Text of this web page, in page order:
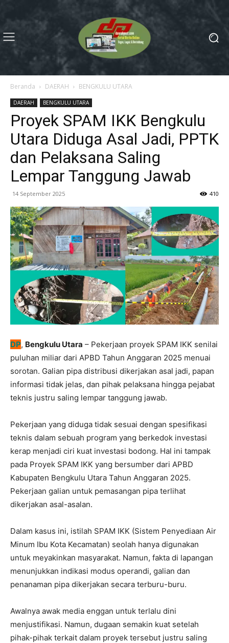
Beranda DAERAH BENGKULU UTARA
DAERAH BENGKULU UTARA
Proyek SPAM IKK Bengkulu
Utara Diduga Asal Jadi, PPTK
dan Pelaksana Saling
Lempar Tanggung Jawab
14 September 2025 410
DP, Bengkulu Utara – Pekerjaan proyek SPAM IKK senilai
puluhan miliar dari APBD Tahun Anggaran 2025 menuai
sorotan. Galian pipa distribusi dikerjakan asal jadi, papan
informasi tidak jelas, dan pihak pelaksana hingga pejabat
teknis justru saling lempar tanggung jawab.
Pekerjaan yang diduga tidak sesuai dengan spesifikasi
teknis dalam sebuah program yang berkedok investasi
kerap menjadi ciri kuat investasi bodong. Hal ini tampak
pada Proyek SPAM IKK yang bersumber dari APBD
Kabupaten Bengkulu Utara Tahun Anggaran 2025.
Pekerjaan galian untuk pemasangan pipa terlihat
dikerjakan asal-asalan.
Dalam kasus ini, istilah SPAM IKK (Sistem Penyediaan Air
Minum Ibu Kota Kecamatan) seolah hanya digunakan
untuk meyakinkan masyarakat. Namun, fakta di lapangan
menunjukkan indikasi modus operandi, galian dan
penanaman pipa dikerjakan secara terburu-buru.
Awalnya awak media enggan untuk terlalu dini
menjustifikasi. Namun, dugaan semakin kuat setelah
pihak-pihak terkait dalam proyek tersebut justru saling